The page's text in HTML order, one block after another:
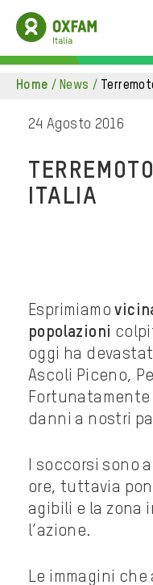
home / news /
24 Agosto 2016
ITALIA
Esprimiamo
popolazioni
oggi ha
Ascoli Piceno,
Fortunatamente
danni a nostri
I soccorsi sono
ore, tuttavia
agibili e la zona
l’azione.
Le immagini